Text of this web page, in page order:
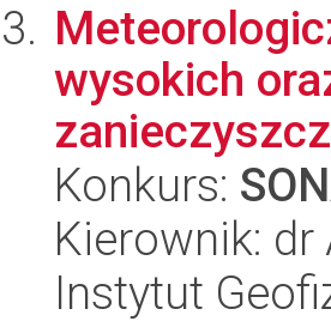
wysokich
Konkurs:
Kierownik: dr
Instytut